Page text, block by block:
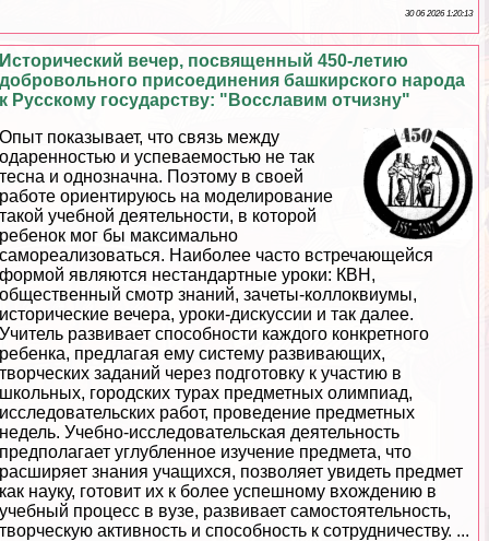
30 06 2026 1:20:13
Исторический вечер, посвященный 450-летию
добровольного присоединения башкирского народа
к Русскому государству: "Восславим отчизну"
Опыт показывает, что связь между
одаренностью и успеваемостью не так
тесна и однозначна. Поэтому в своей
работе ориентируюсь на моделирование
такой учебной деятельности, в которой
ребенок мог бы максимально
самореализоваться. Наиболее часто встречающейся
формой являются нестандартные уроки: КВН,
общественный смотр знаний, зачеты-коллоквиумы,
исторические вечера, уроки-дискуссии и так далее.
Учитель развивает способности каждого конкретного
ребенка, предлагая ему систему развивающих,
творческих заданий через подготовку к участию в
школьных, городских турах предметных олимпиад,
исследовательских работ, проведение предметных
недель. Учебно-исследовательская деятельность
предполагает углубленное изучение предмета, что
расширяет знания учащихся, позволяет увидеть предмет
как науку, готовит их к более успешному вхождению в
учебный процесс в вузе, развивает самостоятельность,
творческую активность и способность к сотрудничеству. ...